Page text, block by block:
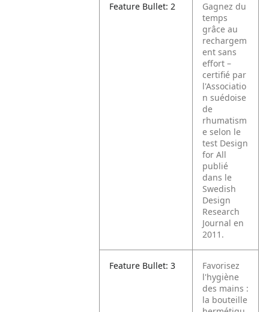
Feature Bullet: 2
Gagnez du
temps
grâce au
rechargem
ent sans
effort –
certifié par
l'Associatio
n suédoise
de
rhumatism
e selon le
test Design
for All
publié
dans le
Swedish
Design
Research
Journal en
2011.
Feature Bullet: 3
Favorisez
l'hygiène
des mains :
la bouteille